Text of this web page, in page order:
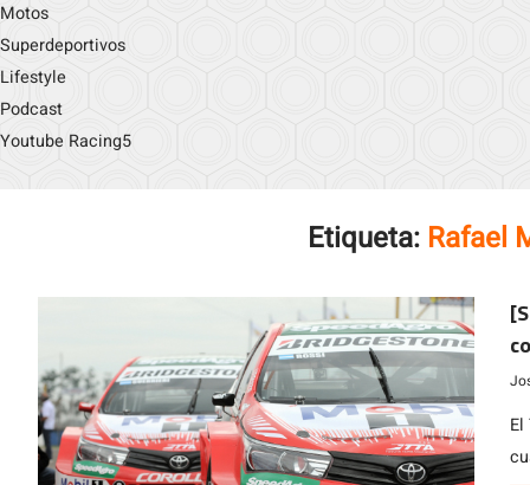
Motos
Superdeportivos
Lifestyle
Podcast
Youtube Racing5
Etiqueta: Rafael